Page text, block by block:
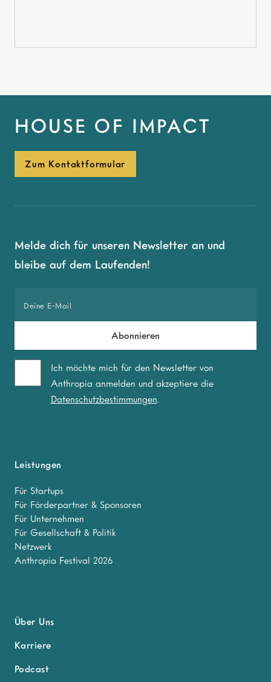
HOUSE OF IMPACT
Zum Kontaktformular
Melde dich für unseren Newsletter an und
bleibe auf dem Laufenden!
Ich möchte mich für den Newsletter von
Anthropia anmelden und akzeptiere die
Datenschutzbestimmungen.
Leistungen
Für Startups
Für Förderpartner & Sponsoren
Für Unternehmen
Für Gesellschaft & Politik
Netzwerk
Anthropia Festival 2026
Über Uns
Karriere
Podcast